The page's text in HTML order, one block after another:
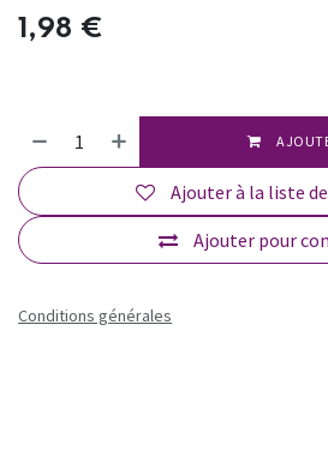
1,98 €
Ajouter pour
Ajouter à la liste
Conditions générales